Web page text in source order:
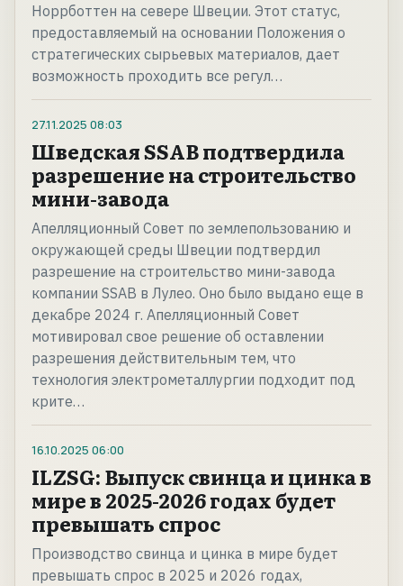
Норрботтен на севере Швеции. Этот статус,
предоставляемый на основании Положения о
стратегических сырьевых материалов, дает
возможность проходить все регул…
27.11.2025 08:03
Шведская SSAB подтвердила
разрешение на строительство
мини-завода
Апелляционный Совет по землепользованию и
окружающей среды Швеции подтвердил
разрешение на строительство мини-завода
компании SSAB в Лулео. Оно было выдано еще в
декабре 2024 г. Апелляционный Совет
мотивировал свое решение об оставлении
разрешения действительным тем, что
технология электрометаллургии подходит под
крите…
16.10.2025 06:00
ILZSG: Выпуск свинца и цинка в
мире в 2025-2026 годах будет
превышать спрос
Производство свинца и цинка в мире будет
превышать спрос в 2025 и 2026 годах,